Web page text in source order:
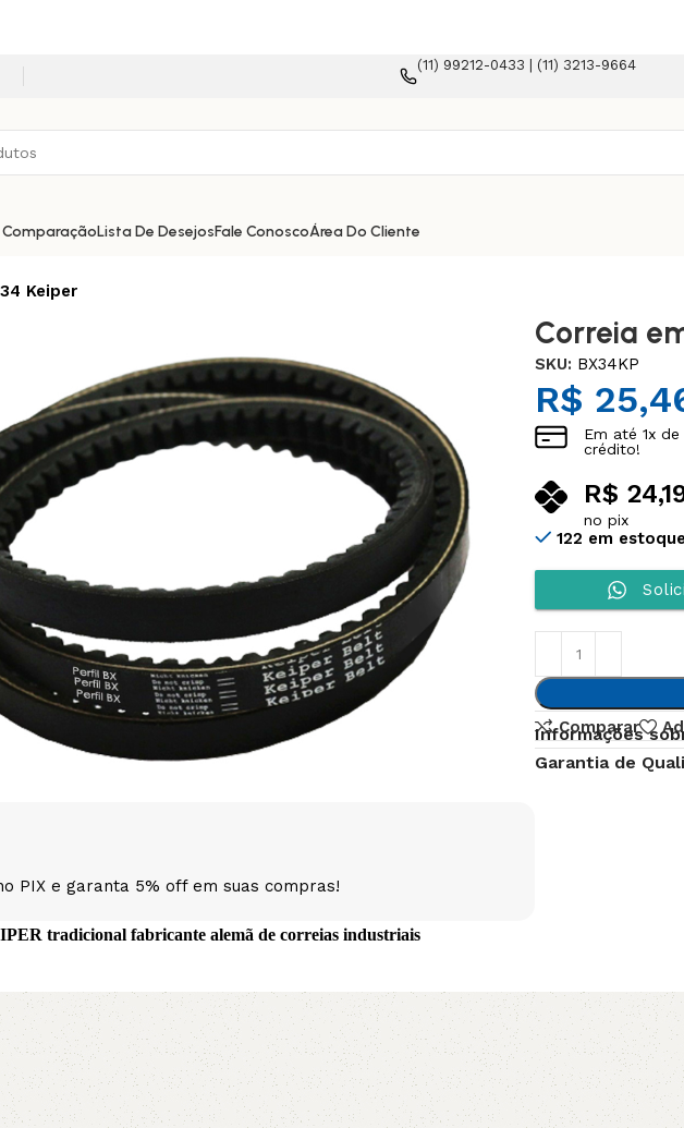
(11) 99212-0433 | (11) 3213-9664
5V 5VX AA
B BX C
ComparaçãoLista De DesejosFale ConoscoÁrea Do Cliente
Keiper
PIX e garanta 5% off em suas compras!
tradicional fabricante alemã de correias industriais
Correia
SKU: BX34KP
R$
Em até1x de
crédito!
R$
no pix
122 em estoque
Comparar
Informações
Garantia de